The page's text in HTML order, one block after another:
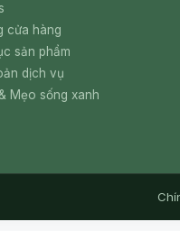
cửa hàng
sản phẩm
dịch vụ
Mẹo sống xanh